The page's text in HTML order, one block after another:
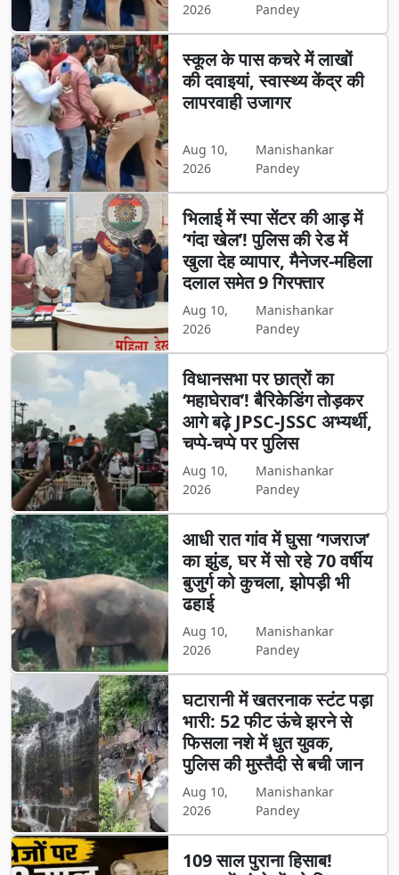
2026
Pandey
स्कूल के पास कचरे में लाखों
की दवाइयां, स्वास्थ्य केंद्र की
लापरवाही उजागर
Aug 10,
2026
Manishankar
Pandey
भिलाई में स्पा सेंटर की आड़ में
‘गंदा खेल’! पुलिस की रेड में
खुला देह व्यापार, मैनेजर-महिला
दलाल समेत 9 गिरफ्तार
Aug 10,
2026
Manishankar
Pandey
विधानसभा पर छात्रों का
‘महाघेराव’! बैरिकेडिंग तोड़कर
आगे बढ़े JPSC-JSSC अभ्यर्थी,
चप्पे-चप्पे पर पुलिस
Aug 10,
2026
Manishankar
Pandey
आधी रात गांव में घुसा ‘गजराज’
का झुंड, घर में सो रहे 70 वर्षीय
बुजुर्ग को कुचला, झोपड़ी भी
ढहाई
Aug 10,
2026
Manishankar
Pandey
घटारानी में खतरनाक स्टंट पड़ा
भारी: 52 फीट ऊंचे झरने से
फिसला नशे में धुत युवक,
पुलिस की मुस्तैदी से बची जान
Aug 10,
2026
Manishankar
Pandey
109 साल पुराना हिसाब!